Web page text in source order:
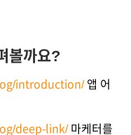
볼까요?
introduction/ 앱 어
deep-link/ 마케터를